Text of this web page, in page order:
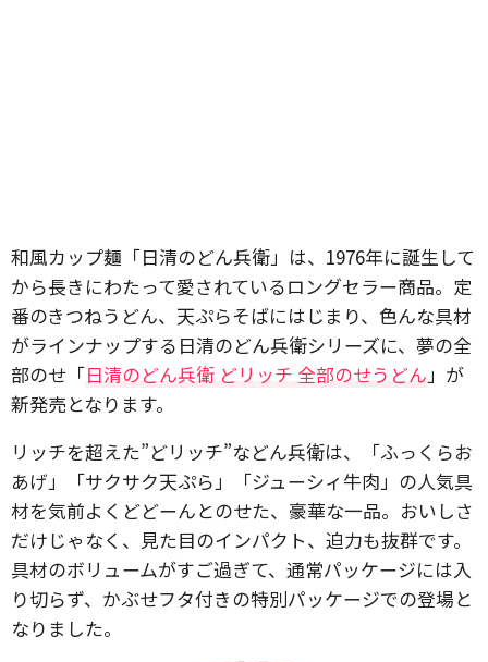
和風カップ麺「日清のどん兵衛」は、1976年に誕生して
から長きにわたって愛されているロングセラー商品。定
番のきつねうどん、天ぷらそばにはじまり、色んな具材
がラインナップする日清のどん兵衛シリーズに、夢の全
部のせ「日清のどん兵衛 どリッチ 全部のせうどん」が
新発売となります。
リッチを超えた”どリッチ”などん兵衛は、「ふっくらお
あげ」「サクサク天ぷら」「ジューシィ牛肉」の人気具
材を気前よくどどーんとのせた、豪華な一品。おいしさ
だけじゃなく、見た目のインパクト、迫力も抜群です。
具材のボリュームがすご過ぎて、通常パッケージには入
り切らず、かぶせフタ付きの特別パッケージでの登場と
なりました。